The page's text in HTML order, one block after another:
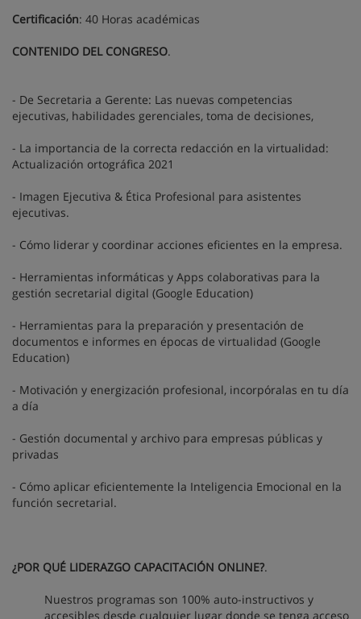
Certificación: 40 Horas académicas
CONTENIDO DEL CONGRESO.
- De Secretaria a Gerente: Las nuevas competencias
ejecutivas, habilidades gerenciales, toma de decisiones,
- La importancia de la correcta redacción en la virtualidad:
Actualización ortográfica 2021
- Imagen Ejecutiva & Ética Profesional para asistentes
ejecutivas.
- Cómo liderar y coordinar acciones eficientes en la empresa.
- Herramientas informáticas y Apps colaborativas para la
gestión secretarial digital (Google Education)
- Herramientas para la preparación y presentación de
documentos e informes en épocas de virtualidad (Google
Education)
- Motivación y energización profesional, incorpóralas en tu día
a día
- Gestión documental y archivo para empresas públicas y
privadas
- Cómo aplicar eficientemente la Inteligencia Emocional en la
función secretarial.
¿POR QUÉ LIDERAZGO CAPACITACIÓN ONLINE?.
Nuestros programas son 100% auto-instructivos y
accesibles desde cualquier lugar donde se tenga acceso